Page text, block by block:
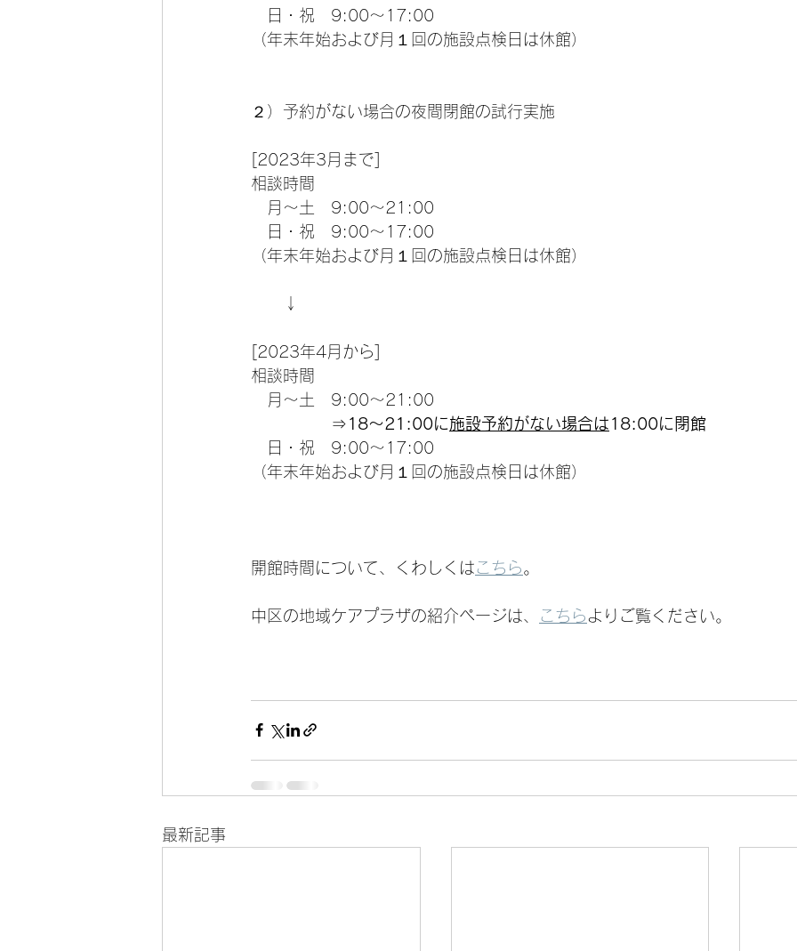
日・祝　9:00～17:00
（年末年始および月１回の施設点検日は休館）
２）予約がない場合の夜間閉館の試行実施
[2023年3月まで]
相談時間
月～土　9:00～21:00
日・祝　9:00～17:00
（年末年始および月１回の施設点検日は休館）
↓
[2023年4月から]
相談時間
月～土　9:00～21:00
⇒ 18～21:00に施設予約がない場合は 18:00に閉館
日・祝　9:00～17:00
（年末年始および月１回の施設点検日は休館）
開館時間について、くわしくはこちら 。
中区の地域ケアプラザの紹介ページは、 こちら よりご覧ください。
最新記事